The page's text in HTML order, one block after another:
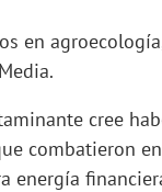
en
cree
combatieron
energía